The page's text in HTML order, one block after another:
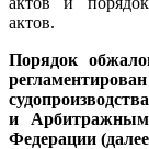
актов.
Порядок
и Арбитражным
Федерации